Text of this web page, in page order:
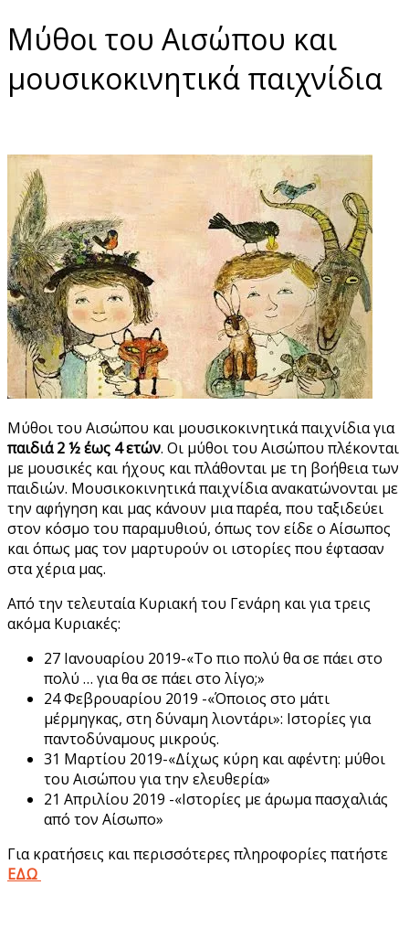
Μύθοι του Αισώπου και
μουσικοκινητικά παιχνίδια
Μύθοι του Αισώπου και μουσικοκινητικά παιχνίδια για
παιδιά 2 ½ έως 4 ετών. Οι μύθοι του Αισώπου πλέκονται
με μουσικές και ήχους και πλάθονται με τη βοήθεια των
παιδιών. Μουσικοκινητικά παιχνίδια ανακατώνονται με
την αφήγηση και μας κάνουν μια παρέα, που ταξιδεύει
στον κόσμο του παραμυθιού, όπως τον είδε ο Αίσωπος
και όπως μας τον μαρτυρούν οι ιστορίες που έφτασαν
στα χέρια μας.
Από την τελευταία Κυριακή του Γενάρη και για τρεις
ακόμα Κυριακές:
27 Ιανουαρίου 2019-«Το πιο πολύ θα σε πάει στο
πολύ … για θα σε πάει στο λίγο;»
24 Φεβρουαρίου 2019 -«Όποιος στο μάτι
μέρμηγκας, στη δύναμη λιοντάρι»: Ιστορίες για
παντοδύναμους μικρούς.
31 Μαρτίου 2019-«Δίχως κύρη και αφέντη: μύθοι
του Αισώπου για την ελευθερία»
21 Απριλίου 2019 -«Ιστορίες με άρωμα πασχαλιάς
από τον Αίσωπο»
Για κρατήσεις και περισσότερες πληροφορίες πατήστε
ΕΔΩ